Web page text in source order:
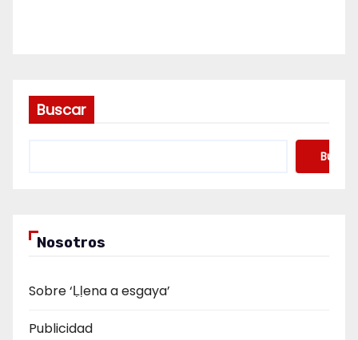
Buscar
Buscar
Nosotros
Sobre ‘Ḷḷena a esgaya’
Publicidad